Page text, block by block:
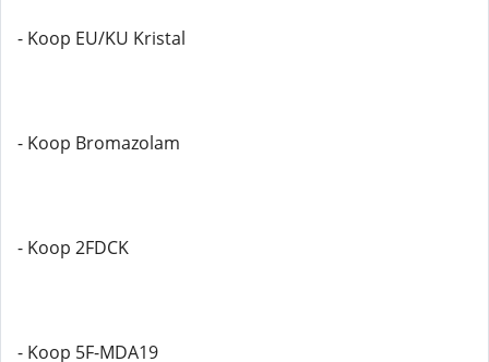
- Koop EU/KU Kristal
- Koop Bromazolam
- Koop 2FDCK
- Koop 5F-MDA19